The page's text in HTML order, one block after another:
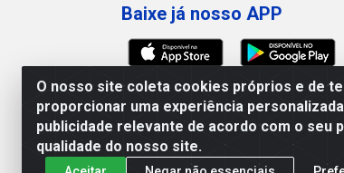
O nosso site coleta cookies próprios e de
proporcionar uma experiência
publicidade relevante de acordo com o seu
qualidade do nosso site.
Baixe já nosso APP
Polimold